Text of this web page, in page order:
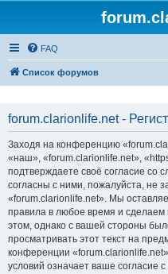
FAQ
Список форумов
forum.clarionlife.net -
Заходя на конференцию
«наш», «forum.clarionlife.net»,
подтверждаете своё согласие со
согласны с ними, пожалуйста, не
«forum.clarionlife.net». Мы
правила в любое время и сделаем
этом, однако с вашей стороны
просматривать этот текст на
конференции
условий означает ваше согласие